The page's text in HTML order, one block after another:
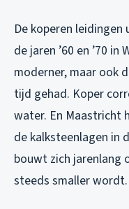
De koperen
de jaren ’60 en ’70
moderner, maar ook
tijd gehad. Koper
water. En Maastricht
de kalksteenlagen in
bouwt zich jarenlang
steeds smaller wordt.